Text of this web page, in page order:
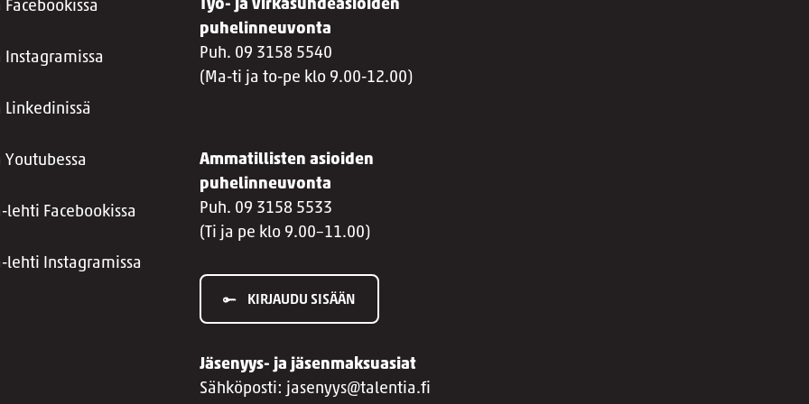
Instagramissa
lehti Facebookissa
lehti Instagramissa
Työ- ja virkasuhdeasioiden
puhelinneuvonta
Puh. 09 3158 5540
(Ma-ti ja to-pe klo 9.00-12.00)
Ammatillisten asioiden
puhelinneuvonta
Puh. 09 3158 5533
(Ti ja pe klo 9.00–11.00)
KIRJAUDU SISÄÄN
Jäsenyys- ja jäsenmaksuasiat
Sähköposti: jasenyys@talentia.fi